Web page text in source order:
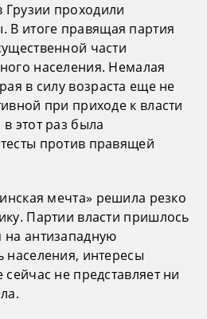
Грузии проходили
В итоге правящая партия
части
населения. Немалая
в силу возраста еще не
при приходе к власти
этот раз была
против правящей
мечта» решила резко
Партии власти пришлось
на антизападную
населения, интересы
не представляет ни